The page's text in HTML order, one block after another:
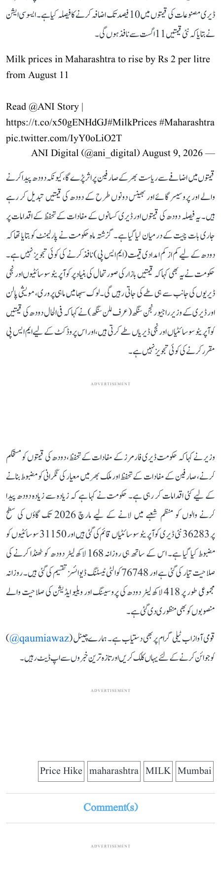
ڈیری مصنوعات کی قیمتوں میں 10 فیصد تک اضافہ کرنے کا فیصلہ کیا ہے۔ ایسوسی ایشن
نے بتایا کہ نئی قیمتیں 11 اگست سے نافذ ہوں گی۔
Milk prices in Maharashtra to rise by Rs 2 per litre
from August 11
Read @ANI Story |
https://t.co/x50gENHdGJ#MilkPrices #Maharashtra
pic.twitter.com/IyY0oLiO2T
— ANI Digital (@ani_digital)
August 9, 2026
قیمتوں میں اضافے سے ریاست بھر کے صارفین پر اثر پڑے گا، کیونکہ دودھ پیدا کرنے
والے اور پروسیسر گائے اور بھینس دونوں طرح کے دودھ کی قیمتیں تبدیل کر رہے
ہیں۔ یہ فیصلہ دودھ کی قیمتوں اور ڈیری کسانوں کے مفادات کے تحفظ کے اقدامات پر
جاری بات چیت کے درمیان لیا گیا ہے۔ گزشتہ ماہ حکومت نے پارلیمنٹ کو بتایا تھا کہ
دودھ کے لیے کم از کم امدادی قیمت (ایم ایس پی) نافذ کرنے کی کوئی تجویز نہیں ہے۔
حکومت نے یہ بھی کہا کہ قیمتیں بازار کی صورتحال کی بنیاد پر کوآپریٹو سوسائٹیوں اور نجی
ڈیریوں کی جانب سے ہی طے کی جاتی رہیں گی۔ لوک سبھا میں ماہی پروری، مویشی پالن
اور ڈیری کے وزیر راجیو رنجن سنگھ (عرف للن سنگھ) نے کہا کہ فی الحال دودھ کی قیمتیں
کوآپریٹو سوسائٹیاں اور نجی ڈیریاں طے کرتی ہیں، اور اس پروڈکٹ کے لیے ایم ایس پی
مقرر کرنے کی کوئی تجویز نہیں ہے۔
ADVERTISEMENT
وزیر نے کہا کہ حکومت ڈیری فارمرز کے مفادات کے تحفظ، دودھ کی قیمتوں کو مستحکم
کرنے، صارفین کے مفادات کے تحفظ اور ملک بھر میں معیار کی نگرانی کو مضبوط بنانے
کے لیے کئی اقدامات کر رہی ہے۔ حکومت نے کہا ہے کہ زیادہ سے زیادہ دودھ پیدا
کرنے والوں کو منظم شعبے میں لانے کے لیے مارچ 2026 تک گاؤں کی سطح
پر 36283 نئی ڈیری کوآپریٹو سوسائٹیاں قائم کی گئی ہیں اور 31150 سوسائٹیوں کو
مضبوط کیا گیا ہے۔ اس کے ساتھ ہی روزانہ 168 لاکھ لیٹر دودھ کو ٹھنڈا کرنے کی
صلاحیت تیار کی گئی ہے اور 76748 کوالٹی ٹیسٹنگ ڈیوائسز تقسیم کی گئی ہیں۔ روزانہ
مجموعی طور پر 418 لاکھ لیٹر دودھ کی پروسیسنگ اور ویلیو ایڈیشن کی صلاحیت والے
منصوبوں کو بھی منظوری دی گئی ہے۔
قومی آواز اب ٹیلی گرام پر بھی دستیاب ہے۔ ہمارے چینل (qaumiawaz@
)
کو جوائن کرنے کے لئے یہاں کلک کریں اور تازہ ترین خبروں سے اپ ڈیٹ رہیں۔
ADVERTISEMENT
Mumbai
MILK
maharashtra
Price Hike
Comment(s)
ADVERTISEMENT